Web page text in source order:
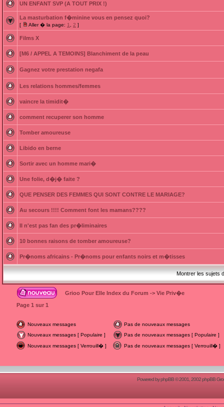
UN ENFANT SVP (A TOUT PRIX !)
La masturbation f�minine vous en pensez quoi?
[ Aller � la page: 1 2 ]
Films X
[M6 / APPEL A TEMOINS] Blanchiment de la peau
Gagnez votre prestation negafa
Les relations hommes/femmes
vaincre la timidit�
comment recuperer son homme
Tomber amoureuse
Libido en berne
Sortir avec un homme mari�
Une folie, d�j� faite ?
QUE PENSER DES FEMMES QUI SONT CONTRE LE MARIAGE?
Au secours !!!! Comment font les mamans????
Il n'est pas fan des pr�liminaires
10 bonnes raisons de tomber amoureuse?
Pr�noms africains - Pr�noms pour enfants noirs et m�tisses
Montrer les sujets
Grioo Pour Elle Index du Forum -> Vie Priv�e
Page 1 sur 1
Nouveaux messages
Pas de nouveaux messages
Nouveaux messages [ Populaire ]
Pas de nouveaux messages [ Populaire ]
Nouveaux messages [ Verrouill� ]
Pas de nouveaux messages [ Verrouill� ]
Powered byphpBB© 2001, 2002 phpBB